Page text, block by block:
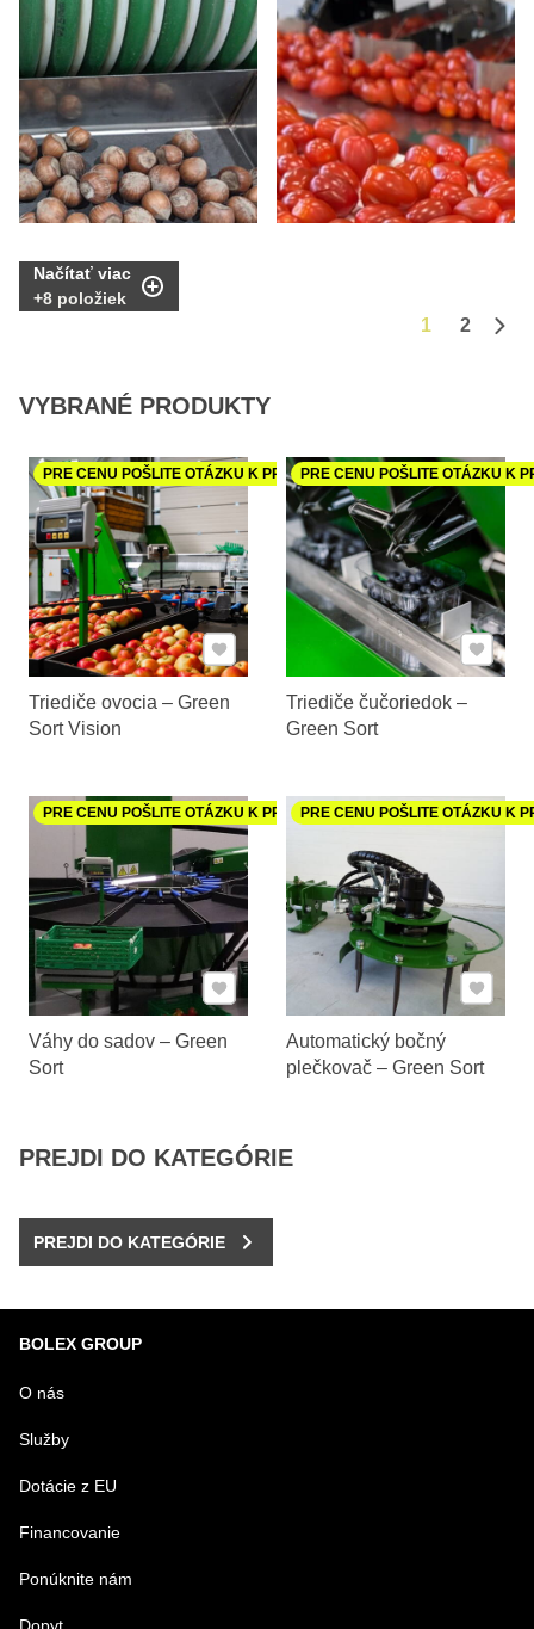
Načítať viac
+8 položiek
1
2
VYBRANÉ PRODUKTY
Triediče ovocia – Green
Sort Vision
PRE CENU POŠLITE OTÁZKU K PRODUKTU
Pridať k Obľúbeným
Triediče čučoriedok –
Green Sort
PRE CENU POŠLITE OTÁZKU K
Pridať k
Váhy do sadov – Green
Sort
PRE CENU POŠLITE OTÁZKU K PRODUKTU
Pridať k Obľúbeným
Automatický bočný
plečkovač – Green Sort
PRE CENU POŠLITE OTÁZKU K
Pridať
PREJDI DO KATEGÓRIE
PREJDI DO KATEGÓRIE
BOLEX GROUP
O nás
Služby
Dotácie z EU
Financovanie
Ponúknite nám